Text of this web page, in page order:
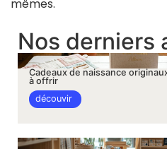
mêmes.
Nos derniers
Cadeaux de naissance
à offrir
découvir